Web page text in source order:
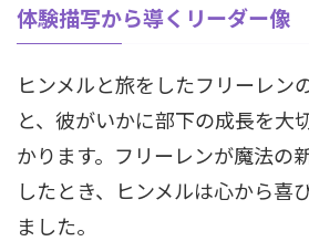
体験描写から導くリーダー像
ヒンメルと旅をしたフリーレン
と、彼がいかに部下の成長を大
かります。フリーレンが魔法の
したとき、ヒンメルは心から喜
ました。